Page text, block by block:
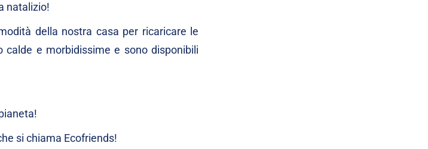
natalizio!
della nostra casa per ricaricare le
e morbidissime e sono disponibili
si chiama Ecofriends!